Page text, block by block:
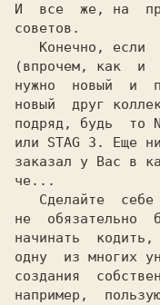
И  все  же, на
советов.
(впрочем, как  и
нужно  новый  и
новый  друг
подряд, будь  то
или STAG 3.
Еще
заказал у Вас в
че...
не  обязательно
начинать  кодить,
одну  из многих
создания
например,